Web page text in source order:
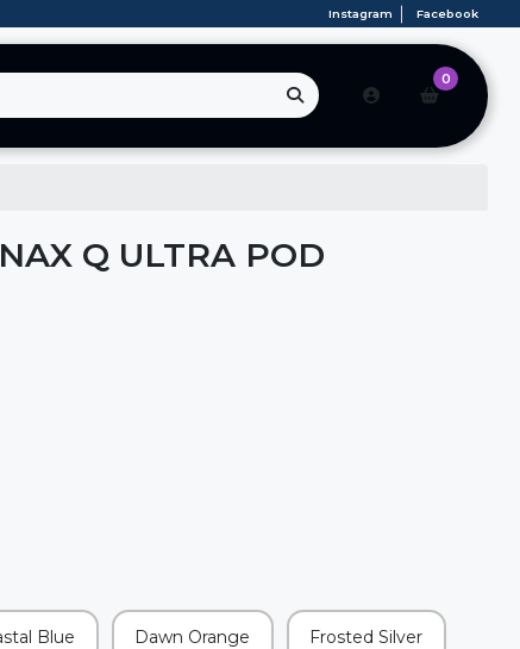
Instagram Facebook
0
Q ULTRA POD
Blue Dawn Orange Frosted Silver